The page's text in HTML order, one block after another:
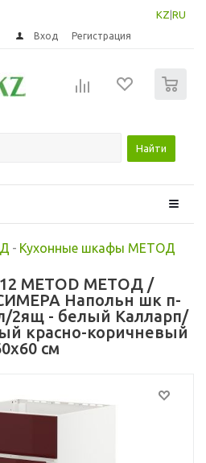
KZ RU
Вход Регистрация
Найти
- Кухонные шкафы МЕТОД
METOD МЕТОД /
Напольн шк п-
2ящ - белый Калларп/
красно-коричневый
см